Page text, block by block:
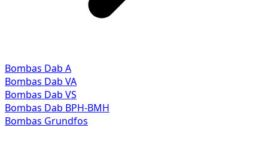
Bombas Dab A
Bombas Dab VA
Bombas Dab VS
Bombas Dab BPH-BMH
Bombas Grundfos